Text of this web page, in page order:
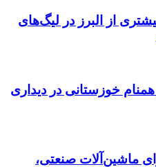
از البرز در لیگ‌های
خوزستانی در دیداری
ماشین‌آلات صنعتی،